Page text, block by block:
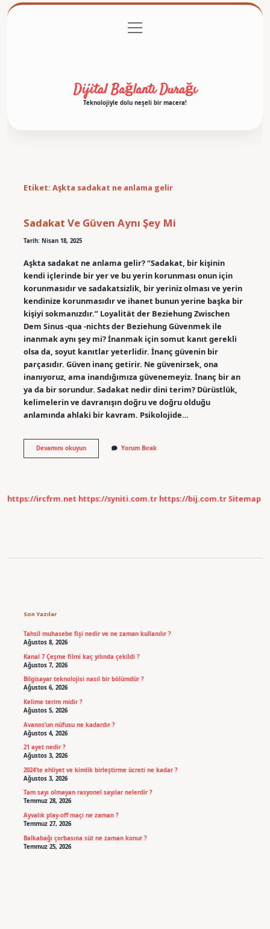
Gizlilik Politikası
menüyü
aç
Dijital Bağlantı Durağı
Teknolojiyle dolu neşeli bir macera!
Etiket: Aşkta sadakat ne anlama gelir
Sadakat Ve Güven Aynı Şey Mi
Tarih: Nisan 18, 2025
Aşkta sadakat ne anlama gelir? “Sadakat, bir kişinin
kendi içlerinde bir yer ve bu yerin korunması onun için
korunmasıdır ve sadakatsizlik, bir yeriniz olması ve yerin
kendinize korunmasıdır ve ihanet bunun yerine başka bir
kişiyi sokmanızdır.” Loyalität der Beziehung Zwischen
Dem Sinus -qua -nichts der Beziehung Güvenmek ile
inanmak aynı şey mi? İnanmak için somut kanıt gerekli
olsa da, soyut kanıtlar yeterlidir. İnanç güvenin bir
parçasıdır. Güven inanç getirir. Ne güvenirsek, ona
inanıyoruz, ama inandığımıza güvenemeyiz. İnanç bir an
ya da bir sorundur. Sadakat nedir dini terim? Dürüstlük,
kelimelerin ve davranışın doğru ve doğru olduğu
anlamında ahlaki bir kavram. Psikolojide…
Devamını okuyunSadakat
Ve
Yorum Bırak
https://ircfrm.net https://syniti.com.tr https://bij.com.trSitemap
Son Yazılar
Tahsil muhasebe fişi nedir ve ne zaman kullanılır ?
Ağustos 8, 2026
Kanal 7 Çeşme filmi kaç yılında çekildi ?
Ağustos 7, 2026
Bilgisayar teknolojisi nasıl bir bölümdür ?
Ağustos 6, 2026
Kelime terim midir ?
Ağustos 5, 2026
Avanos’un nüfusu ne kadardır ?
Ağustos 4, 2026
21 ayet nedir ?
Ağustos 3, 2026
2024’te ehliyet ve kimlik birleştirme ücreti ne kadar ?
Ağustos 3, 2026
Tam sayı olmayan rasyonel sayılar nelerdir ?
Temmuz 28, 2026
Ayvalık play-off maçı ne zaman ?
Temmuz 27, 2026
Balkabağı çorbasına süt ne zaman konur ?
Temmuz 25, 2026